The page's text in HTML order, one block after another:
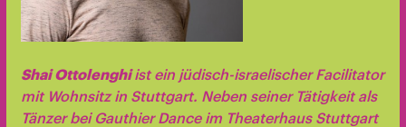
Shai Ottolenghiist ein jüdisch-israelischer Facilitator
mit Wohnsitz in Stuttgart. Neben seiner Tätigkeit als
Tänzer bei Gauthier Dance im Theaterhaus Stuttgart